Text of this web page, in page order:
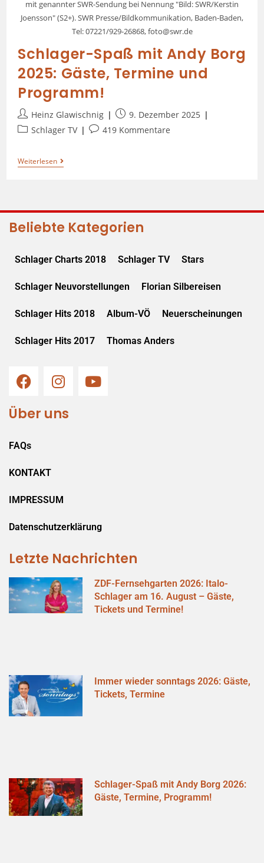
mit genannter SWR-Sendung bei Nennung "Bild: SWR/Kerstin
Joensson" (S2+). SWR Presse/Bildkommunikation, Baden-Baden,
Tel: 07221/929-26868, foto@swr.de
Schlager-Spaß mit Andy Borg
2025: Gäste, Termine und
Programm!
Heinz Glawischnig
9. Dezember 2025
Schlager TV
419 Kommentare
Weiterlesen
Beliebte Kategorien
Schlager Charts 2018 Schlager TV Stars
Schlager Neuvorstellungen Florian Silbereisen
Schlager Hits 2018 Album-VÖ Neuerscheinungen
Schlager Hits 2017 Thomas Anders
Über uns
FAQs
KONTAKT
IMPRESSUM
Datenschutzerklärung
Letzte Nachrichten
ZDF-Fernsehgarten 2026: Italo-
Schlager am 16. August – Gäste,
Tickets und Termine!
Immer wieder sonntags 2026: Gäste,
Tickets, Termine
Schlager-Spaß mit Andy Borg 2026:
Gäste, Termine, Programm!